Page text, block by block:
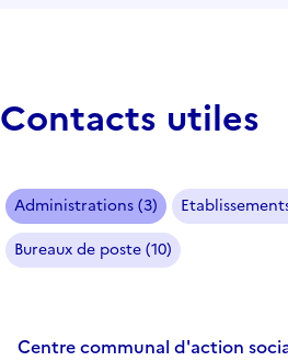
Contacts utiles
Administrations (3)
Bureaux de poste (10)
Centre communal d'action